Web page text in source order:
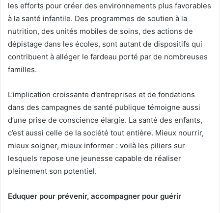
les efforts pour créer des environnements plus favorables
à la santé infantile. Des programmes de soutien à la
nutrition, des unités mobiles de soins, des actions de
dépistage dans les écoles, sont autant de dispositifs qui
contribuent à alléger le fardeau porté par de nombreuses
familles.
L’implication croissante d’entreprises et de fondations
dans des campagnes de santé publique témoigne aussi
d’une prise de conscience élargie. La santé des enfants,
c’est aussi celle de la société tout entière. Mieux nourrir,
mieux soigner, mieux informer : voilà les piliers sur
lesquels repose une jeunesse capable de réaliser
pleinement son potentiel.
Eduquer pour prévenir, accompagner pour guérir